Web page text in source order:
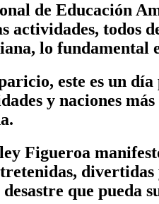
de Educación
actividades, todos
lo fundamental
este es un
y naciones
Figueroa
que pueda